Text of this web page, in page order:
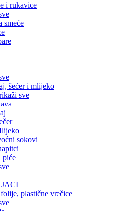
i rukavice
smeće
šećer i mlijeko
sve
sokovi
piće
plastične vrečice